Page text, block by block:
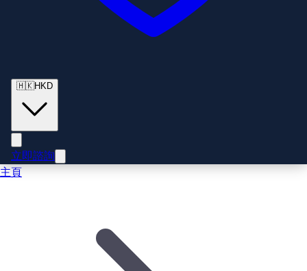
🇭🇰HKD
立即諮詢
主頁